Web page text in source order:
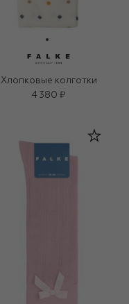
Хлопковые колготки
4 380 ₽